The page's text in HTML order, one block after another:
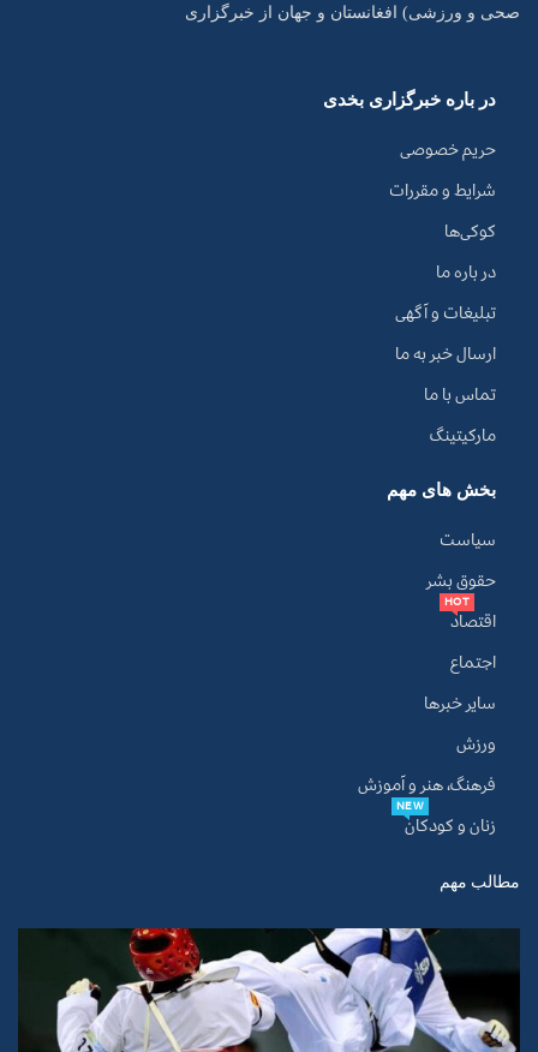
صحی و ورزشی) افغانستان و جهان از خبرگزاری
در باره خبرگزاری بخدی
حریم خصوصی
شرایط و مقررات
کوکی‌ها
در باره ما
تبلیغات و آگهی
ارسال خبر به ما
تماس با ما
مارکیتینگ
بخش های مهم
سیاست
حقوق بشر
اقتصاد
HOT
اجتماع
سایر خبرها
ورزش
فرهنگ، هنر و آموزش
زنان و کودکان
NEW
مطالب مهم